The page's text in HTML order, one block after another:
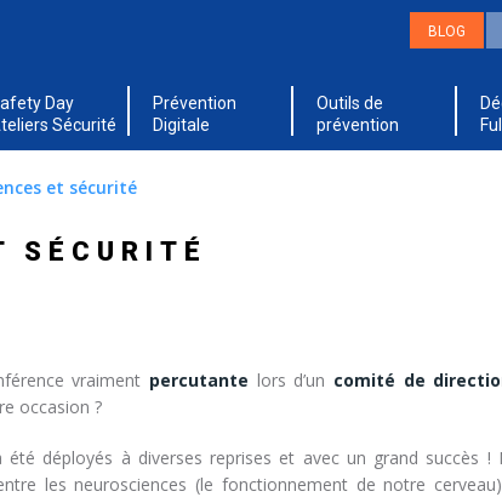
BLOG
Day
Sécurité
Prévention
Digitale
Outils de
prévention
et sécurité
SÉCURITÉ
vraiment percutante lors d’un comité de
occasion ?
déployés à diverses reprises et avec un grand succès
les neurosciences (le fonctionnement de notre